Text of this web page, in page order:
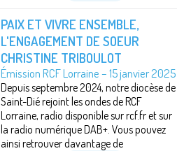
PAIX ET VIVRE ENSEMBLE,
L'ENGAGEMENT DE SOEUR
CHRISTINE TRIBOULOT
Émission RCF Lorraine – 15 janvier 2025
Depuis septembre 2024, notre diocèse de
Saint-Dié rejoint les ondes de RCF
Lorraine, radio disponible sur rcf.fr et sur
la radio numérique DAB+. Vous pouvez
ainsi retrouver davantage de